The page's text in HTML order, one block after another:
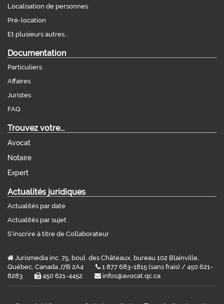
Localisation de personnes
Pré-location
Et plusieurs autres...
Documentation
Particuliers
Affaires
Juristes
FAQ
Trouvez votre...
Avocat
Notaire
Expert
Actualités juridiques
Actualités par date
Actualités par sujet
S'inscrire à titre de Collaborateur
Jurismedia inc. 75, boul. des Châteaux, bureau 102 Blainville,
Québec, Canada J7B 2A4
1 877 683-1815 (sans frais) / 450 621-
8283
450 621-4452 infos@avocat.qc.ca